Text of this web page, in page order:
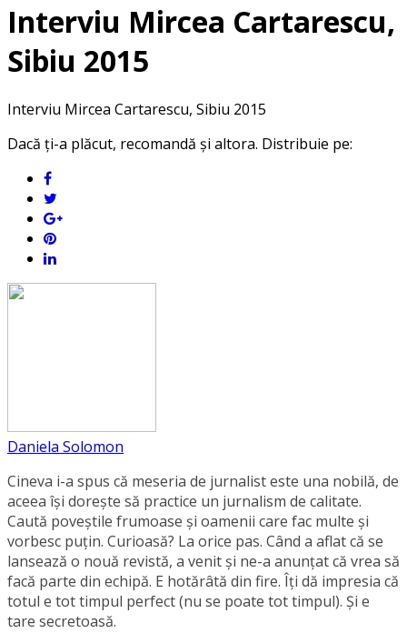
Interviu Mircea Cartarescu,
Sibiu 2015
Interviu Mircea Cartarescu, Sibiu 2015
Dacă ți-a plăcut, recomandă și altora. Distribuie pe:
Daniela Solomon
Cineva i-a spus că meseria de jurnalist este una nobilă, de
aceea își dorește să practice un jurnalism de calitate.
Caută poveștile frumoase și oamenii care fac multe și
vorbesc puțin. Curioasă? La orice pas. Când a aflat că se
lansează o nouă revistă, a venit și ne-a anunțat că vrea să
facă parte din echipă. E hotărâtă din fire. Îți dă impresia că
totul e tot timpul perfect (nu se poate tot timpul). Și e
tare secretoasă.